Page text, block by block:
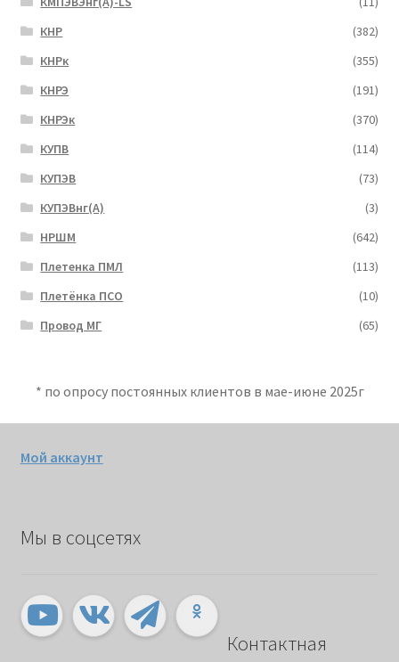
КНР
(382)
КНРк
(355)
КНРЭ
(191)
КНРЭк
(370)
КУПВ
(114)
КУПЭВ
(73)
КУПЭВнг(А)
(3)
НРШМ
(642)
Плетенка ПМЛ
(113)
Плетёнка ПСО
(10)
Провод МГ
(65)
* по опросу постоянных клиентов в мае-июне 2025г
Мой аккаунт
Мы в соцсетях
Контактная